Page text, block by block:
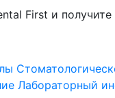
First и
Лабораторный